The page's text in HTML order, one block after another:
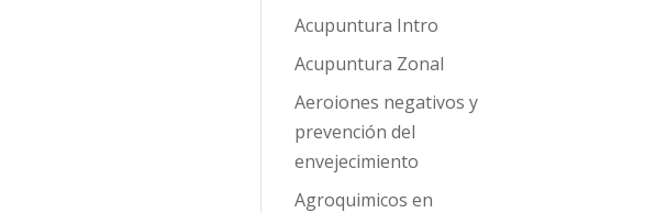
Acupuntura Intro
Acupuntura Zonal
Aeroiones negativos y
prevención del
envejecimiento
Agroquimicos en